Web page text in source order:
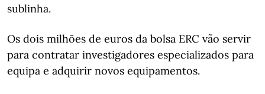
sublinha.
Os dois milhões de euros da bolsa ERC vão servir
para contratar investigadores especializados para
equipa e adquirir novos equipamentos.